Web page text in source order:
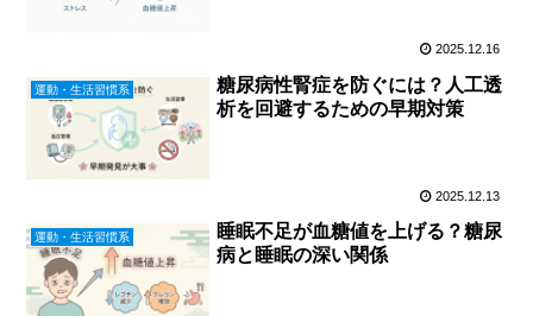
2025.12.16
運動・生活習慣系
糖尿病性腎症を防ぐには？人工透
析を回避するための早期対策
2025.12.13
運動・生活習慣系
睡眠不足が血糖値を上げる？糖尿
病と睡眠の深い関係